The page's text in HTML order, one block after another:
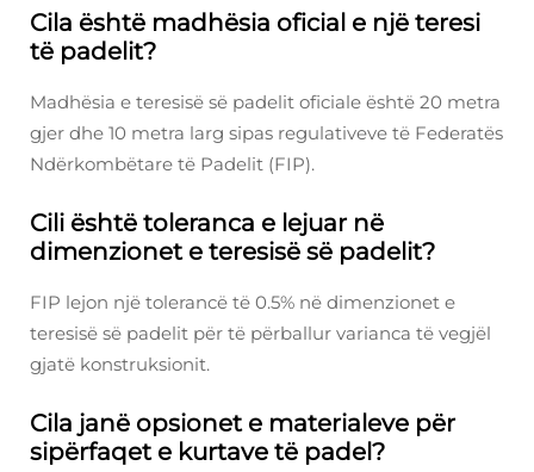
Cila është madhësia oficial e një teresi
të padelit?
Madhësia e teresisë së padelit oficiale është 20 metra
gjer dhe 10 metra larg sipas regulativeve të Federatës
Ndërkombëtare të Padelit (FIP).
Cili është toleranca e lejuar në
dimenzionet e teresisë së padelit?
FIP lejon një tolerancë të 0.5% në dimenzionet e
teresisë së padelit për të përballur varianca të vegjël
gjatë konstruksionit.
Cila janë opsionet e materialeve për
sipërfaqet e kurtave të padel?